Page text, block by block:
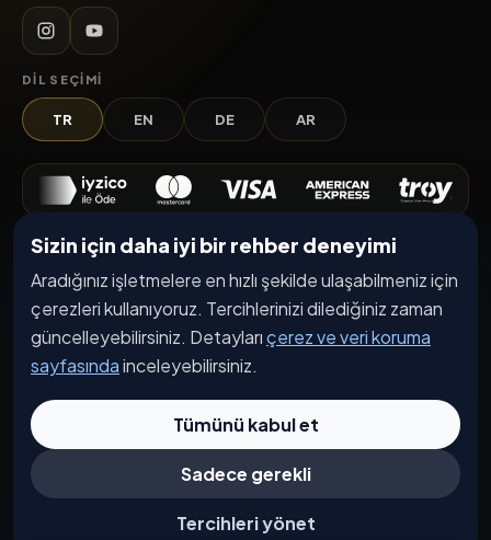
Sizin için daha iyi bir rehber deneyimi
Aradığınız işletmelere en hızlı şekilde ulaşabilmeniz için
çerezleri kullanıyoruz. Tercihlerinizi dilediğiniz zaman
güncelleyebilirsiniz. Detaylarıçerez ve veri koruma
sayfasındainceleyebilirsiniz.
Tümünü kabul et
Sadece gerekli
Tercihleri yönet
DIL SEÇIMI
TR EN DE AR
Keşfet
İşletmeler
Etkinlikler
Kampanyalar
Haberler
İşletme Başvurusu
Kurumsal